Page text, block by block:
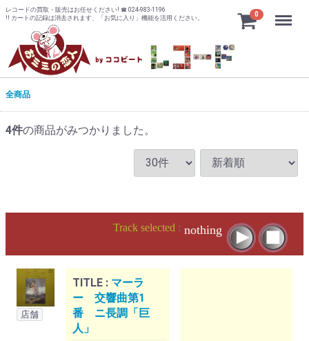
レコードの買取・販売はお任せください! ☎ 024-983-1196
!! カートの記録は消去されます、「お気に入り」機能を活用ください。
0 Menu
全商品
4件の商品がみつかりました。
Track selected : nothing
店舗
TITLE : マーラ
ー 交響曲第1
番 ニ長調「巨
人」